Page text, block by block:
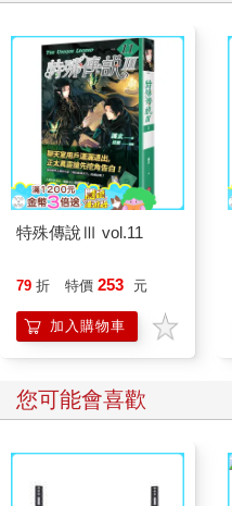
特殊傳說Ⅲ vol.11
79 折 特價 253 元
加入購物車
您可能會喜歡